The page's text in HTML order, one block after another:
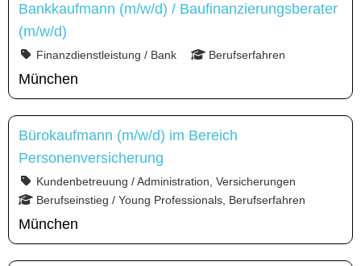
Bankkaufmann (m/w/d) / Baufinanzierungsberater
(m/w/d)
Finanzdienstleistung / Bank Berufserfahren
München
Bürokaufmann (m/w/d) im Bereich
Personenversicherung
Kundenbetreuung / Administration, Versicherungen
Berufseinstieg / Young Professionals, Berufserfahren
München